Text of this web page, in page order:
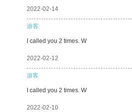
2022-02-14
游客
I called you 2 times. W
2022-02-12
游客
I called you 2 times. W
2022-02-10